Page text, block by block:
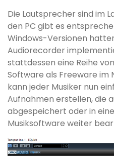
Die Lautsprecher sind im
den PC gibt es
Windows-Versionen
Audiorecorder
stattdessen eine Reihe
Software als Freeware im
kann jeder Musiker nun
Aufnahmen erstellen, die
abgespeichert oder in
Musiksoftware weiter